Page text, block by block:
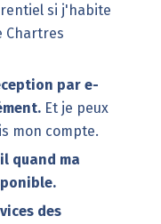
si j'habite
Chartres
par e-
Et je peux
mon compte.
quand ma
des